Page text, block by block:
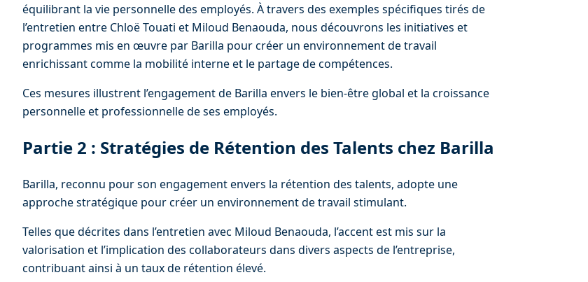
équilibrant la vie personnelle des employés. À travers des exemples spécifiques tirés de
l’entretien entre Chloë Touati et Miloud Benaouda, nous découvrons les initiatives et
programmes mis en œuvre par Barilla pour créer un environnement de travail
enrichissant comme la mobilité interne et le partage de compétences.
Ces mesures illustrent l’engagement de Barilla envers le bien-être global et la croissance
personnelle et professionnelle de ses employés.
Partie 2 : Stratégies de Rétention des Talents chez Barilla
Barilla, reconnu pour son engagement envers la rétention des talents, adopte une
approche stratégique pour créer un environnement de travail stimulant.
Telles que décrites dans l’entretien avec Miloud Benaouda, l’accent est mis sur la
valorisation et l’implication des collaborateurs dans divers aspects de l’entreprise,
contribuant ainsi à un taux de rétention élevé.